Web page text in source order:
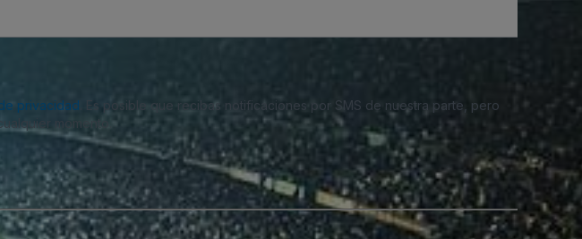
privacidad . Es posible que recibas notificaciones por SMS de nuestra parte, pero
momento.